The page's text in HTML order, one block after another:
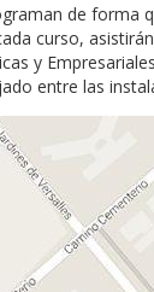
de forma
curso,
y
entre las